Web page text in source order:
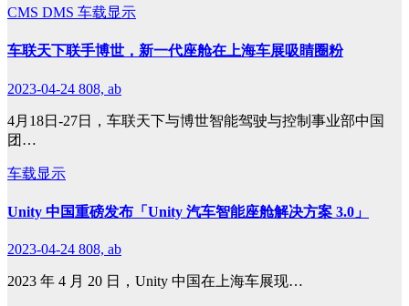
CMS DMS 车载显示
车联天下联手博世，新一代座舱在上海车展吸睛圈粉
2023-04-24 808, ab
4月18日-27日，车联天下与博世智能驾驶与控制事业部中国
团…
车载显示
Unity 中国重磅发布「Unity 汽车智能座舱解决方案 3.0」
2023-04-24 808, ab
2023 年 4 月 20 日，Unity 中国在上海车展现…